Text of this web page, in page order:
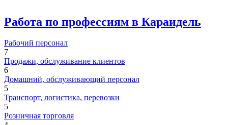
Работа по профессиям в Караидель
Рабочий персонал
7
Продажи, обслуживание клиентов
6
Домашний, обслуживающий персонал
5
Транспорт, логистика, перевозки
5
Розничная торговля